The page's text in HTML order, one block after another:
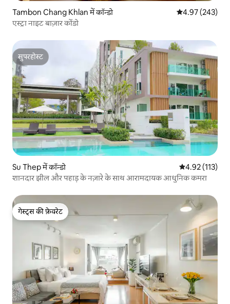
Tambon Chang Khlan में कॉन्डो औसत रेटिंग 5 में से
4.97 (243)
एस्ट्रा नाइट बाज़ार कोंडो
सुपरहोस्ट
सुपरहोस्ट
Su Thep में कॉन्डो औसत रेटिंग 5 में से
4.92 (113)
शानदार झील और पहाड़ के नज़ारे के साथ आरामदायक आधुनिक कमरा
गेस्ट्स की फ़ेवरेट
गेस्ट्स की फ़ेवरेट